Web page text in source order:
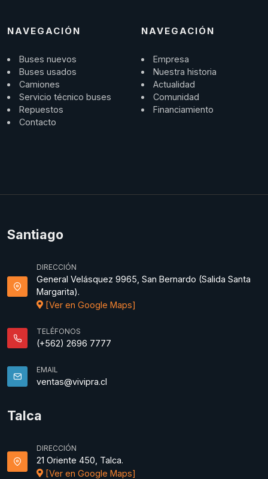
NAVEGACIÓN
Buses nuevos
Buses usados
Camiones
Servicio técnico buses
Repuestos
Contacto
NAVEGACIÓN
Empresa
Nuestra historia
Actualidad
Comunidad
Financiamiento
Santiago
DIRECCIÓN
General Velásquez 9965, San Bernardo (Salida Santa
Margarita).
[Ver en Google Maps]
TELÉFONOS
(+562) 2696 7777
EMAIL
ventas@vivipra.cl
Talca
DIRECCIÓN
21 Oriente 450, Talca.
[Ver en Google Maps]